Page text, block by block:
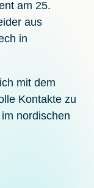
am 25.
aus
in
mit dem
Kontakte zu
nordischen